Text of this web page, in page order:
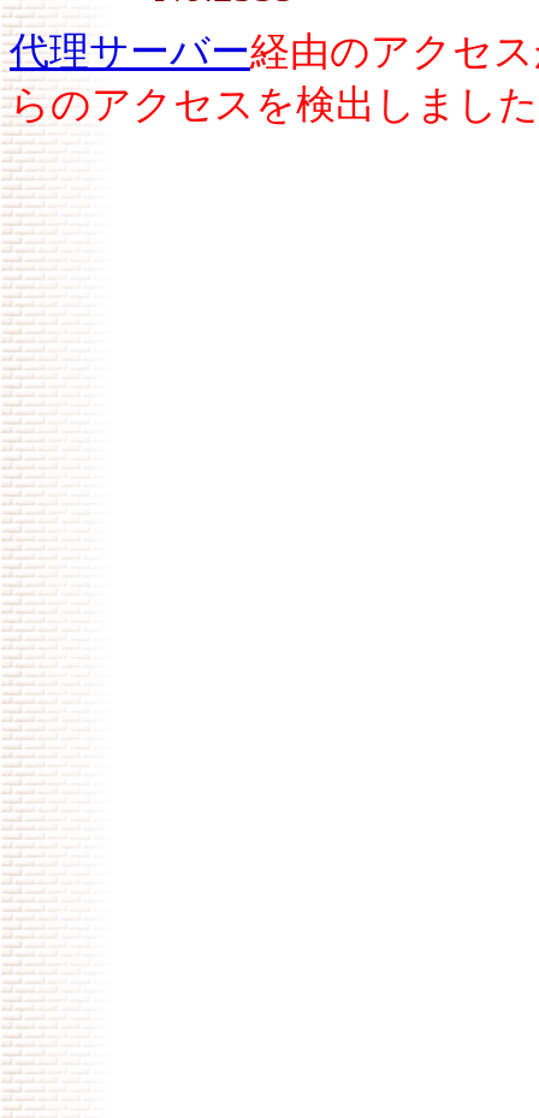
代理サーバー経由のアクセ
らのアクセスを検出しまし